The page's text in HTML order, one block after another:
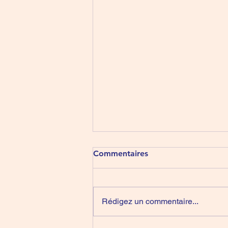
5 Chants pour les malades
https://youtu.be/81nLJrEF9hk?
si=DxbKX0zmQJrGths_
Commentaires
Rédigez un commentaire...